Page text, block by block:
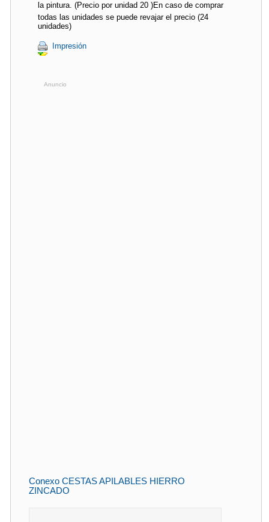
la pintura. (Precio por unidad 20 )En caso de comprar
todas las unidades se puede revajar el precio (24
unidades)
Impresión
Anuncio
Conexo CESTAS APILABLES HIERRO
ZINCADO